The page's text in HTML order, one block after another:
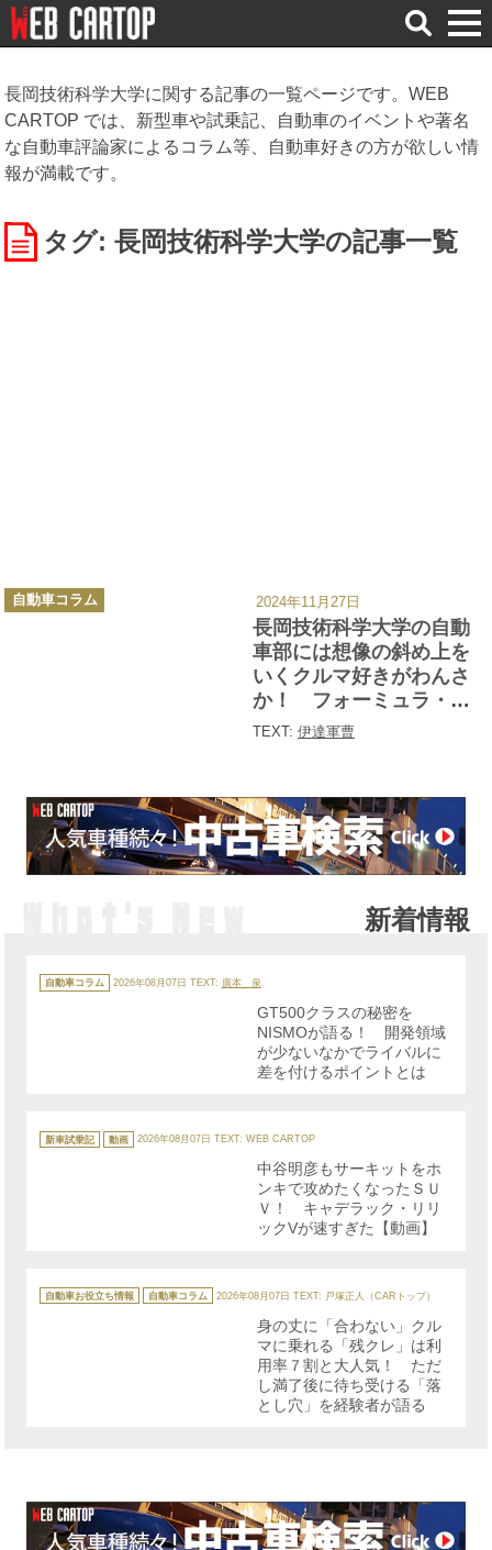
検
索
長岡技術科学大学に関する記事の一覧ページです。WEB
CARTOP では、新型車や試乗記、自動車のイベントや著名
な自動車評論家によるコラム等、自動車好きの方が欲しい情
報が満載です。
タグ: 長岡技術科学大学の記事一覧
長岡技術科学大学の自動
車部には想像の斜め上を
いくクルマ好きがわんさ
か！ フォーミュラ・ジ
ムカーナ2024日本一の大
TEXT: 伊達軍曹
カ
テ
自動車コラム 2024年11月27日
新着情報
カ
テ
ゴ
自動車コラム 2026年08月07日 TEXT: 廣本 泉
GT500クラスの秘密を
NISMOが語る！ 開発領域
が少ないなかでライバルに
差を付けるポイントとは
テ
ゴ
新車試乗記 動画 2026年08月07日 TEXT: WEB CARTOP
中谷明彦もサーキットをホ
ンキで攻めたくなったＳＵ
Ｖ！ キャデラック・リリ
ックVが速すぎた【動画】
テ
ゴ
自動車お役立ち情報 自動車コラム 2026年08月07日 TEXT: 戸塚正人（CARトップ）
身の丈に「合わない」クル
マに乗れる「残クレ」は利
用率７割と大人気！ ただ
し満了後に待ち受ける「落
とし穴」を経験者が語る